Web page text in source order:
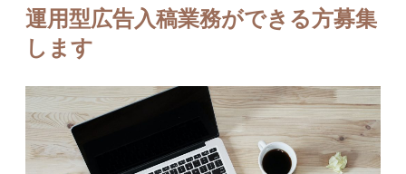
運用型広告入稿業務ができる方募集
します